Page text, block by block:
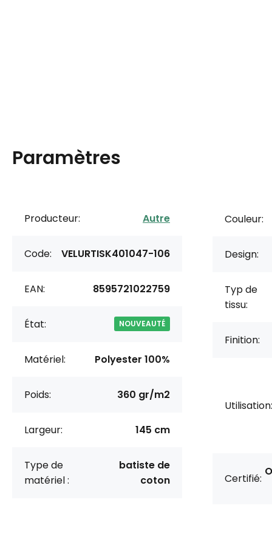
Paramètres
Producteur: Autre
Code: VELURTISK401047-106
EAN: 8595721022759
État: NOUVEAUTÉ
Matériel: Polyester 100%
Poids: 360 gr/m2
Largeur: 145 cm
Type de
matériel :
batiste de
coton
Couleur:
Design:
Typ de
tissu:
Finition:
Utilisation:
Certifié: